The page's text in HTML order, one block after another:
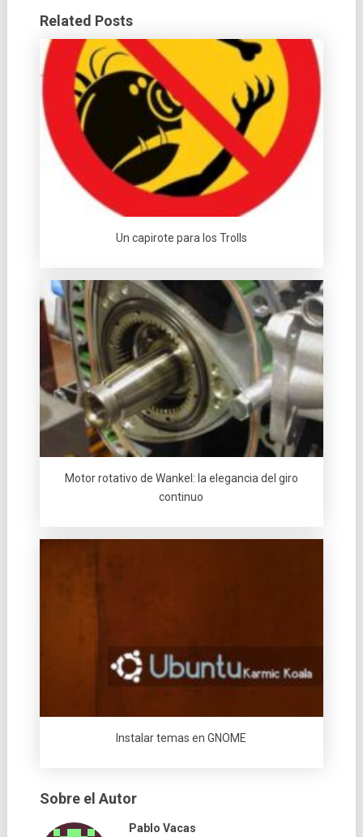
Related Posts
Un capirote para los Trolls
Motor rotativo de Wankel: la elegancia del giro
continuo
Instalar temas en GNOME
Sobre el Autor
Pablo Vacas